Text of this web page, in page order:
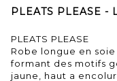
PLEATS PLEASE -
PLEATS PLEASE
Robe longue en
formant des motifs
jaune, haut a